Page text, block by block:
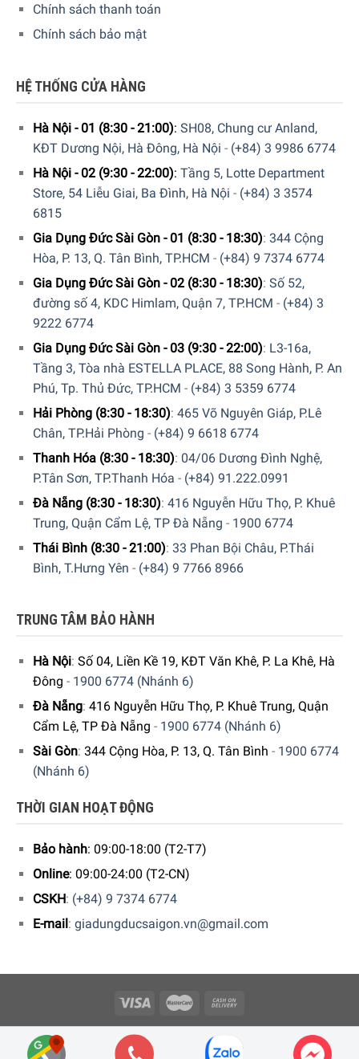
Chính sách thanh toán
Chính sách bảo mật
HỆ THỐNG CỬA HÀNG
Hà Nội - 01 (8:30 - 21:00): SH08, Chung cư Anland,
KĐT Dương Nội, Hà Đông, Hà Nội - (+84) 3 9986 6774
Hà Nội - 02 (9:30 - 22:00): Tầng 5, Lotte Department
Store, 54 Liễu Giai, Ba Đình, Hà Nội - (+84) 3 3574
6815
Gia Dụng Đức Sài Gòn - 01 (8:30 - 18:30): 344 Cộng
Hòa, P. 13, Q. Tân Bình, TP.HCM - (+84) 9 7374 6774
Gia Dụng Đức Sài Gòn - 02 (8:30 - 18:30): Số 52,
đường số 4, KDC Himlam, Quận 7, TP.HCM - (+84) 3
9222 6774
Gia Dụng Đức Sài Gòn - 03 (9:30 - 22:00): L3-16a,
Tầng 3, Tòa nhà ESTELLA PLACE, 88 Song Hành, P. An
Phú, Tp. Thủ Đức, TP.HCM - (+84) 3 5359 6774
Hải Phòng (8:30 - 18:30): 465 Võ Nguyên Giáp, P.Lê
Chân, TP.Hải Phòng - (+84) 9 6618 6774
Thanh Hóa (8:30 - 18:30): 04/06 Dương Đình Nghệ,
P.Tân Sơn, TP.Thanh Hóa - (+84) 91.222.0991
Đà Nẵng (8:30 - 18:30): 416 Nguyễn Hữu Thọ, P. Khuê
Trung, Quận Cẩm Lệ, TP Đà Nẵng - 1900 6774
Thái Bình (8:30 - 21:00): 33 Phan Bội Châu, P.Thái
Bình, T.Hưng Yên - (+84) 9 7766 8966
TRUNG TÂM BẢO HÀNH
Hà Nội: Số 04, Liền Kề 19, KĐT Văn Khê, P. La Khê, Hà
Đông - 1900 6774 (Nhánh 6)
Đà Nẵng: 416 Nguyễn Hữu Thọ, P. Khuê Trung, Quận
Cẩm Lệ, TP Đà Nẵng - 1900 6774 (Nhánh 6)
Sài Gòn: 344 Cộng Hòa, P. 13, Q. Tân Bình - 1900 6774
(Nhánh 6)
THỜI GIAN HOẠT ĐỘNG
Bảo hành: 09:00-18:00 (T2-T7)
Online: 09:00-24:00 (T2-CN)
CSKH: (+84) 9 7374 6774
E-mail: giadungducsaigon.vn@gmail.com
Copyright 2026 © Công ty Cổ phần Minh Housewares - ĐKKD số